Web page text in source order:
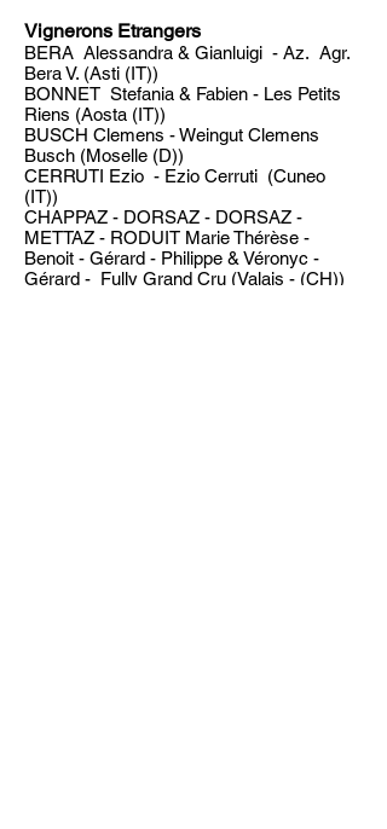
Vignero ns Etrangers
BERA Alessandra & Gianluigi - Az. Agr.
Bera V. (Asti (IT))
BONNET Stefania & Fabien - Les Petits
Riens (Aosta (IT))
BUSCH Clemens - Weingut Clemens
Busch (Moselle (D))
CERRUTI Ezio - Ezio Cerruti (Cuneo
(IT))
CHAPPAZ - DORSAZ - DORSAZ -
METTAZ - RODUIT Marie Thérèse -
Benoit - Gérard - Philippe & Véronyc -
Gérard - Fully Grand Cru (Valais - (CH))